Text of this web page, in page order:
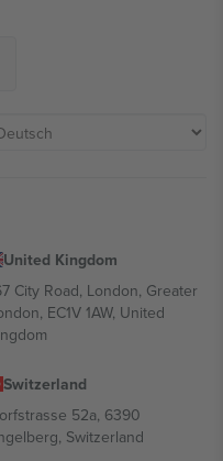
United Kingdom
City Road, London, Greater
EC1V 1AW, United
Switzerland
52a, 6390
Switzerland